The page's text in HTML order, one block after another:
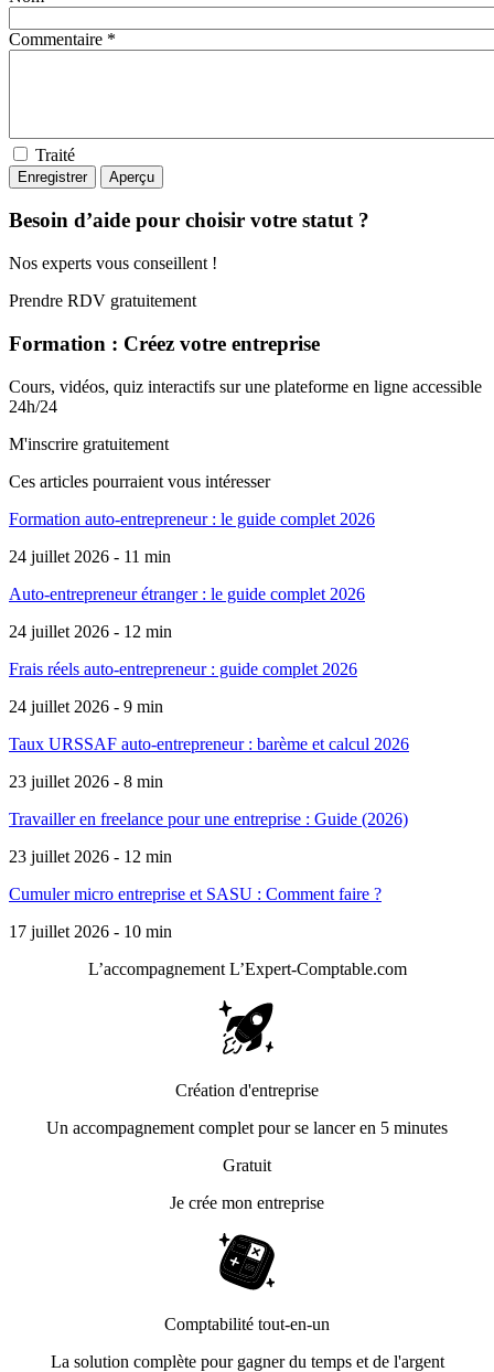
Commentaire *
Traité
Besoin d’aide pour choisir votre statut ?
Nos experts vous conseillent !
Prendre RDV gratuitement
Formation : Créez votre entreprise
Cours, vidéos, quiz interactifs sur une plateforme en ligne accessible
24h/24
M'inscrire gratuitement
Ces articles pourraient vous intéresser
Formation auto-entrepreneur : le guide complet 2026
24 juillet 2026 - 11 min
Auto-entrepreneur étranger : le guide complet 2026
24 juillet 2026 - 12 min
Frais réels auto-entrepreneur : guide complet 2026
24 juillet 2026 - 9 min
Taux URSSAF auto-entrepreneur : barème et calcul 2026
23 juillet 2026 - 8 min
Travailler en freelance pour une entreprise : Guide (2026)
23 juillet 2026 - 12 min
Cumuler micro entreprise et SASU : Comment faire ?
17 juillet 2026 - 10 min
L’accompagnement L’Expert-Comptable.com
Création d'entreprise
Un accompagnement complet pour se lancer en 5 minutes
Gratuit
Je crée mon entreprise
Comptabilité tout-en-un
La solution complète pour gagner du temps et de l'argent